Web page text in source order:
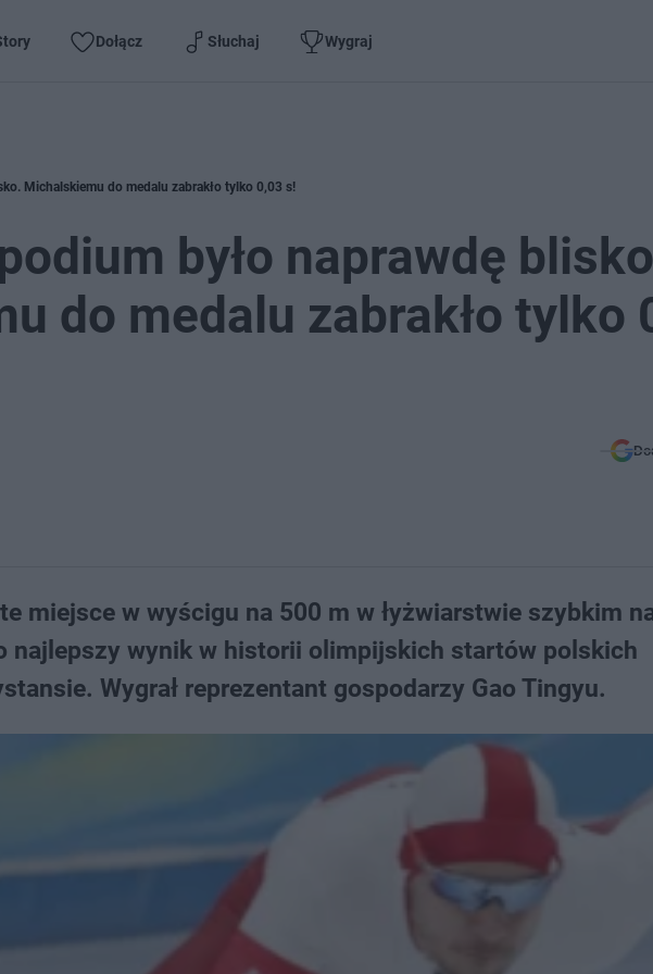
Dołącz Słuchaj Wygraj
Michalskiemu do medalu zabrakło tylko 0,03 s!
było naprawdę
do medalu zabrakło tylko
miejsce w wyścigu na 500 m w łyżwiarstwie szybkim
najlepszy wynik w historii olimpijskich startów polskich
Wygrał reprezentant gospodarzy Gao Tingyu.